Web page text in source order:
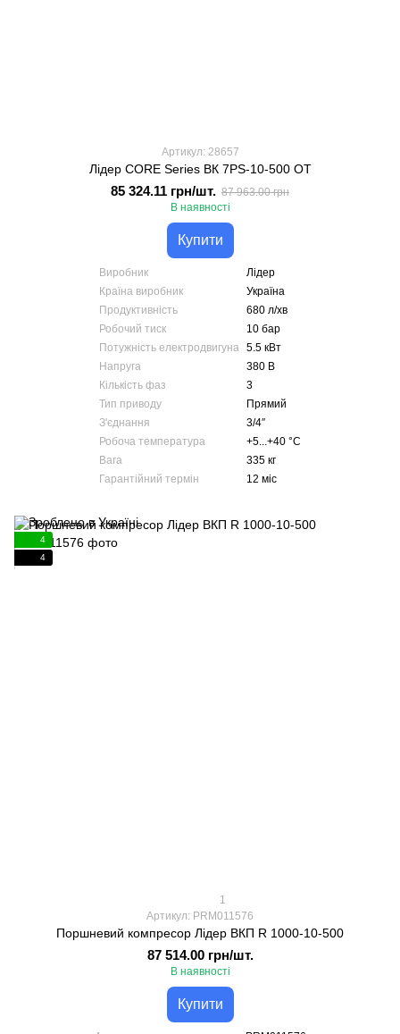
Артикул: 28657
Лідер CORE Series ВК 7PS-10-500 OT
85 324.11 грн/шт. 87 963.00 грн
В наявності
Купити
Виробник
Лідер
Країна виробник
Україна
Продуктивність
680 л/хв
Робочий тиск
10 бар
Потужність електродвигуна 5.5 кВт
Напруга
380 В
Кількість фаз
3
Тип приводу
Прямий
З'єднання
3/4″
Робоча температура
+5...+40 °С
Вага
335 кг
Гарантійний термін
12 міс
4
4
1
Артикул: PRM011576
Поршневий компресор Лідер ВКП R 1000-10-500
87 514.00 грн/шт.
В наявності
Купити